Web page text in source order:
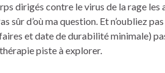
dirigés contre le virus de la rage les
sûr d’où ma question. Et n’oubliez
et date de durabilité minimale)
piste à explorer.